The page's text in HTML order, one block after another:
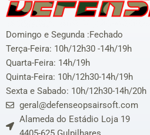
Domingo e Segunda :Fechado
Terça-Feira: 10h/12h30 -14h/19h
Quarta-Feira: 14h/19h
Quinta-Feira: 10h/12h30-14h/19h
Sexta e Sabado: 10h/12h30-14h/20h
geral@defenseopsairsoft.com
Alameda do Estádio Loja 19